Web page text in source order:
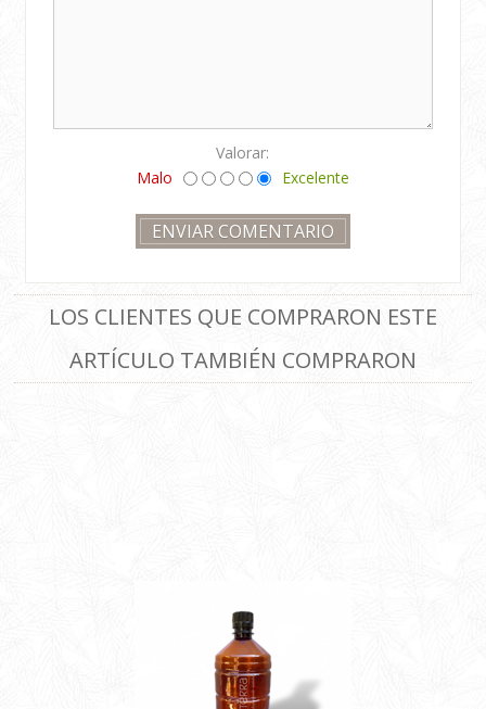
Valorar:
Malo
Excelente
LOS CLIENTES QUE COMPRARON ESTE
ARTÍCULO TAMBIÉN COMPRARON